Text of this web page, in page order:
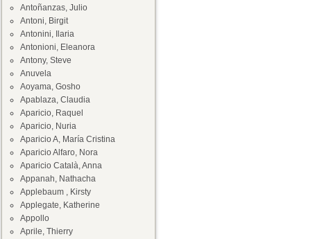
Antoñanzas, Julio
Antoni, Birgit
Antonini, Ilaria
Antonioni, Eleanora
Antony, Steve
Anuvela
Aoyama, Gosho
Apablaza, Claudia
Aparicio, Raquel
Aparicio, Nuria
Aparicio A, María Cristina
Aparicio Alfaro, Nora
Aparicio Català, Anna
Appanah, Nathacha
Applebaum , Kirsty
Applegate, Katherine
Appollo
Aprile, Thierry